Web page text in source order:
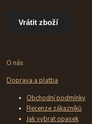
Vrátit zboží
O nás
Doprava a platba
Obchodní podmínky
Recenze zákazníků
Jak vybrat opasek